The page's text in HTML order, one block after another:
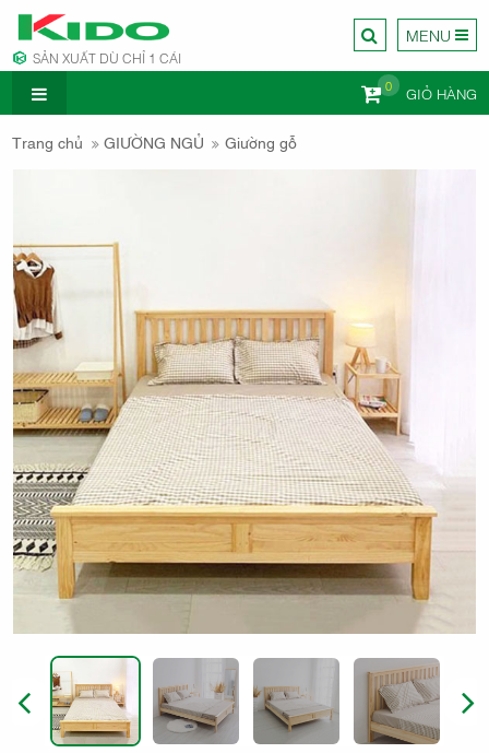
SẢN XUẤT DÙ CHỈ 1 CÁI
MENU
GIỎ HÀNG
0
CÔNG TY
NỘI
THẤT
KIDO
Trang chủ GIƯỜNG NGỦ Giường gỗ
PREVIOUS NEXT